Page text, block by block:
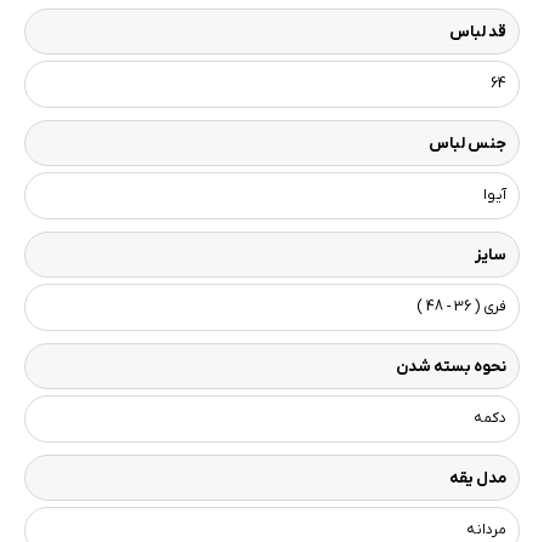
قد لباس
64
جنس لباس
آیوا
سایز
فری ( 36 - 48 )
نحوه بسته شدن
دکمه
مدل یقه
مردانه